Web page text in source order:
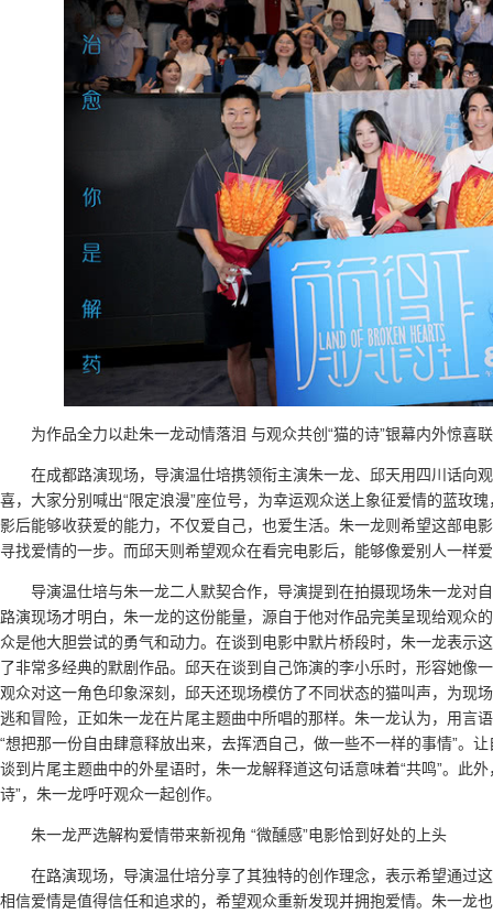
为作品全力以赴朱一龙动情落泪 与观众共创“猫的诗”银幕内外惊喜
在成都路演现场，导演温仕培携领衔主演朱一龙、邱天用四川话向
喜，大家分别喊出“限定浪漫”座位号，为幸运观众送上象征爱情的蓝玫
影后能够收获爱的能力，不仅爱自己，也爱生活。朱一龙则希望这部电
寻找爱情的一步。而邱天则希望观众在看完电影后，能够像爱别人一样
导演温仕培与朱一龙二人默契合作，导演提到在拍摄现场朱一龙对
路演现场才明白，朱一龙的这份能量，源自于他对作品完美呈现给观众
众是他大胆尝试的勇气和动力。在谈到电影中默片桥段时，朱一龙表示
了非常多经典的默剧作品。邱天在谈到自己饰演的李小乐时，形容她像
观众对这一角色印象深刻，邱天还现场模仿了不同状态的猫叫声，为现
逃和冒险，正如朱一龙在片尾主题曲中所唱的那样。朱一龙认为，用言
“想把那一份自由肆意释放出来，去挥洒自己，做一些不一样的事情”。
谈到片尾主题曲中的外星语时，朱一龙解释道这句话意味着“共鸣”。此
诗”，朱一龙呼吁观众一起创作。
朱一龙严选解构爱情带来新视角 “微醺感”电影恰到好处的上头
在路演现场，导演温仕培分享了其独特的创作理念，表示希望通过
相信爱情是值得信任和追求的，希望观众重新发现并拥抱爱情。朱一龙